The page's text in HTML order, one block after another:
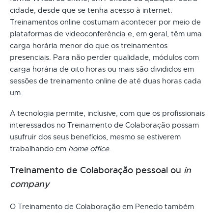
cidade, desde que se tenha acesso à internet.
Treinamentos online costumam acontecer por meio de
plataformas de videoconferência e, em geral, têm uma
carga horária menor do que os treinamentos
presenciais. Para não perder qualidade, módulos com
carga horária de oito horas ou mais são divididos em
sessões de treinamento online de até duas horas cada
um.
A tecnologia permite, inclusive, com que os profissionais
interessados no Treinamento de Colaboração possam
usufruir dos seus benefícios, mesmo se estiverem
trabalhando em home office.
Treinamento de Colaboração pessoal ou in
company
O Treinamento de Colaboração em Penedo também